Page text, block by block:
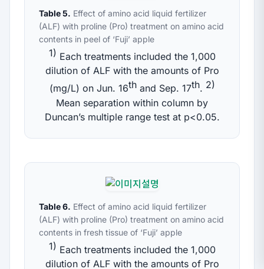
Table 5. Effect of amino acid liquid fertilizer
(ALF) with proline (Pro) treatment on amino acid
contents in peel of ‘Fuji’ apple
1) Each treatments included the 1,000
dilution of ALF with the amounts of Pro
(mg/L) on Jun. 16thand Sep. 17th. 2)
Mean separation within column by
Duncan’s multiple range test at p<0.05.
Table 6. Effect of amino acid liquid fertilizer
(ALF) with proline (Pro) treatment on amino acid
contents in fresh tissue of ‘Fuji’ apple
1) Each treatments included the 1,000
dilution of ALF with the amounts of Pro